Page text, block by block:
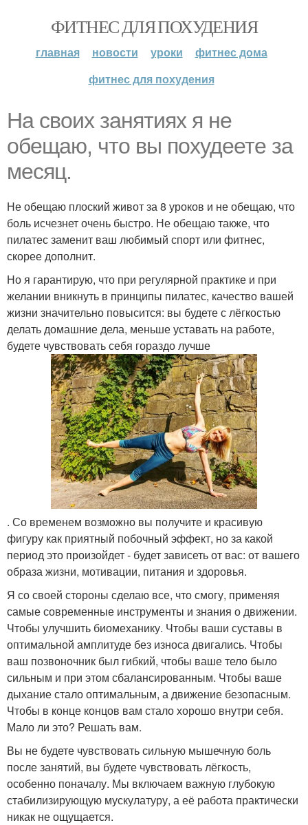
ФИТНЕС ДЛЯ ПОХУДЕНИЯ
главная новости уроки
фитнес дома
фитнес для похудения
На своих занятиях я не
обещаю, что вы похудеете за
месяц.
Не обещаю плоский живот за 8 уроков и не обещаю, что
боль исчезнет очень быстро. Не обещаю также, что
пилатес заменит ваш любимый спорт или фитнес,
скорее дополнит.
Но я гарантирую, что при регулярной практике и при
желании вникнуть в принципы пилатес, качество вашей
жизни значительно повысится: вы будете с лёгкостью
делать домашние дела, меньше уставать на работе,
будете чувствовать себя гораздо лучше
. Со временем возможно вы получите и красивую
фигуру как приятный побочный эффект, но за какой
период это произойдет - будет зависеть от вас: от вашего
образа жизни, мотивации, питания и здоровья.
Я со своей стороны сделаю все, что смогу, применяя
самые современные инструменты и знания о движении.
Чтобы улучшить биомеханику. Чтобы ваши суставы в
оптимальной амплитуде без износа двигались. Чтобы
ваш позвоночник был гибкий, чтобы ваше тело было
сильным и при этом сбалансированным. Чтобы ваше
дыхание стало оптимальным, а движение безопасным.
Чтобы в конце концов вам стало хорошо внутри себя.
Мало ли это? Решать вам.
Вы не будете чувствовать сильную мышечную боль
после занятий, вы будете чувствовать лёгкость,
особенно поначалу. Мы включаем важную глубокую
стабилизирующую мускулатуру, а её работа практически
никак не ощущается.